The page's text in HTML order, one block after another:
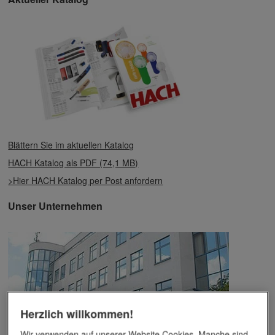
Blättern Sie im aktuellen Katalog
HACH Katalog als PDF (74,1 MB)
>Hier HACH Katalog per Post anfordern
Unser Unternehmen
Herzlich willkommen!